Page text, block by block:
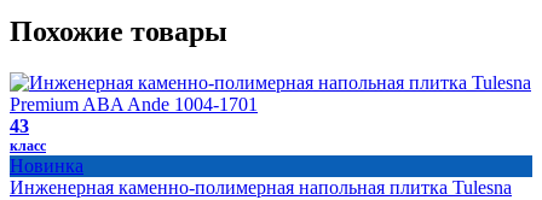
Похожие товары
43
класс
Новинка
Инженерная каменно-полимерная напольная плитка Tulesna